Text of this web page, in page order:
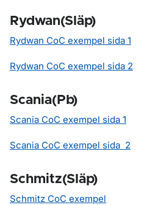
Rydwan(Släp)
Rydwan CoC exempel sida 1
Rydwan CoC exempel sida 2
Scania(Pb)
Scania CoC exempel sida 1
Scania CoC exempel sida 2
Schmitz(Släp)
Schmitz CoC exempel